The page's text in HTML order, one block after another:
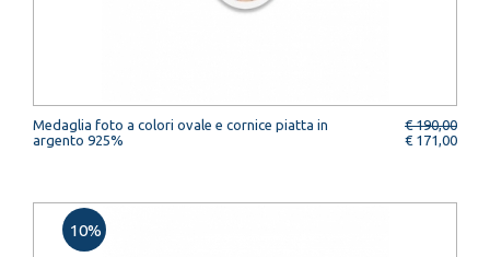
Medaglia foto a colori ovale e cornice piatta in
argento 925%
€ 190,00
€ 171,00
10%